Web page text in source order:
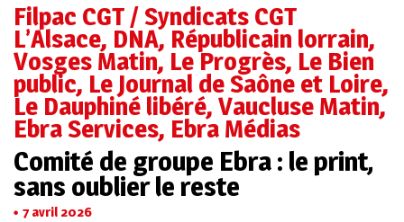
Filpac CGT / Syndicats CGT
L’Alsace, DNA, Républicain lorrain,
Vosges Matin, Le Progrès, Le Bien
public, Le Journal de Saône et Loire,
Le Dauphiné libéré, Vaucluse Matin,
Ebra Services, Ebra Médias
Comité de groupe Ebra : le print,
sans oublier le reste
7 avril 2026